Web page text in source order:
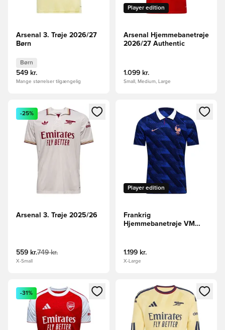
Arsenal 3. Trøje 2026/27
Børn
Børn
549 kr.
Mange størrelser tilgængelig
Player edition
Arsenal Hjemmebanetrøje
2026/27 Authentic
1.099 kr.
Small, Medium, Large
Åbner en Modal til at logge ind eller tilmelde dig som
-25%
Arsenal 3. Trøje 2025/26
559 kr.749 kr.
X-Small
Åbner en Modal til at logge
Player edition
Frankrig
Hjemmebanetrøje VM
1.199 kr.
X-Large
Åbner en Modal til at logge ind eller tilmelde dig som
-31%
Åbner en Modal til at logge